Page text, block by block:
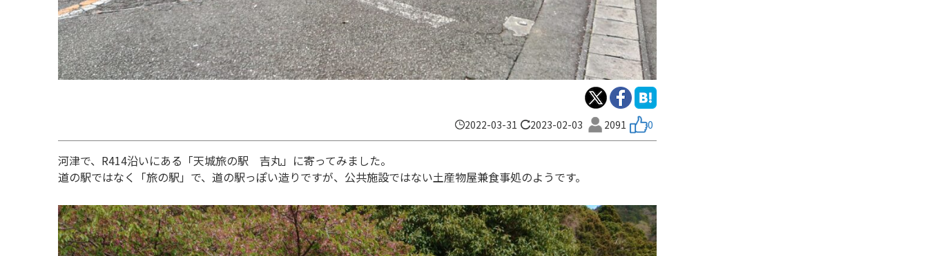
2022-03-31 2023-02-03 2091 0
河津で、R414沿いにある「天城旅の駅 吉丸」に寄ってみました。
道の駅ではなく「旅の駅」で、道の駅っぽい造りですが、公共施設ではない土産物屋兼食事処のようです。